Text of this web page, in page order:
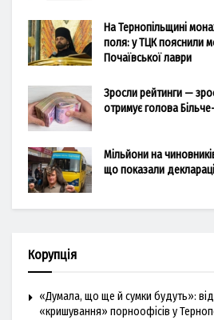
На Тернопільщині
поля: у ТЦК пояснили
Почаївської лаври
Зросли рейтинги —
отримує голова
Мільйони на
що показали
Корупція
«Думала, що ще й сумки будуть»:
«кришування» порноофісів у